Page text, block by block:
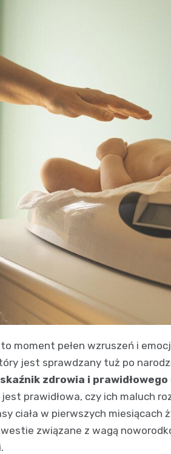
moment pełen wzruszeń i
jest sprawdzany tuż po
zdrowia i
prawidłowa, czy ich maluch
ciała w pierwszych miesiącach
związane z wagą